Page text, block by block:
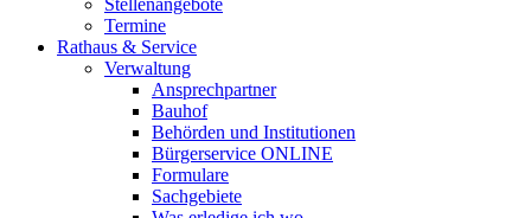
Stellenangebote
Termine
Rathaus & Service
Verwaltung
Ansprechpartner
Bauhof
Behörden und Institutionen
Bürgerservice ONLINE
Formulare
Sachgebiete